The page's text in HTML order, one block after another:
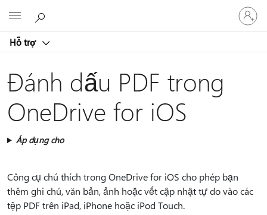
Hỗ trợ
Đăng
nhập
tài
Đánh dấu PDF trong
OneDrive for iOS
Áp dụng cho
Công cụ chú thích trong OneDrive for iOS cho phép bạn
thêm ghi chú, văn bản, ảnh hoặc vết cập nhật tự do vào các
tệp PDF trên iPad, iPhone hoặc iPod Touch.